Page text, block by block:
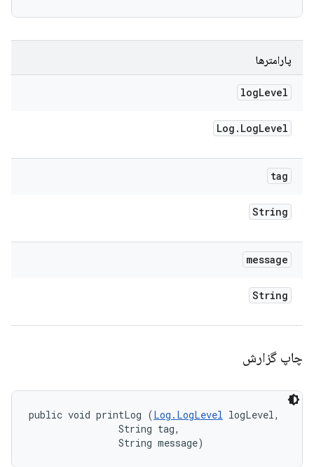
پارامترها
logLevel
Log . LogLevel
tag
String
message
String
چاپ گزارش
public void printLog (Log.LogLevel logLevel,
                String tag,
                String message)